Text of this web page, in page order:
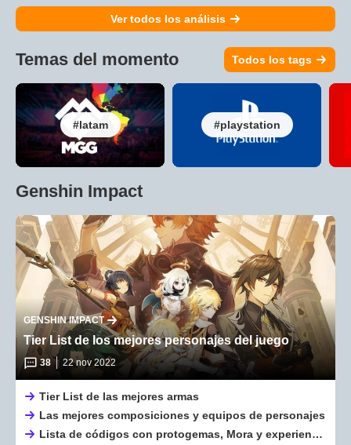
Ver todos los análisis
Temas del momento Todos los tags
latam playstation
Genshin Impact
GENSHIN IMPACT
Tier List de los mejores personajes del juego
38 22 nov 2022
Tier List de las mejores armas
Las mejores composiciones y equipos de personajes
Lista de códigos con protogemas, Mora y experiencia gratis